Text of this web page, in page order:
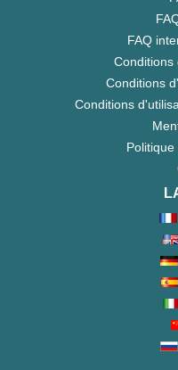
FAQ
Conditions
Conditions
Conditions